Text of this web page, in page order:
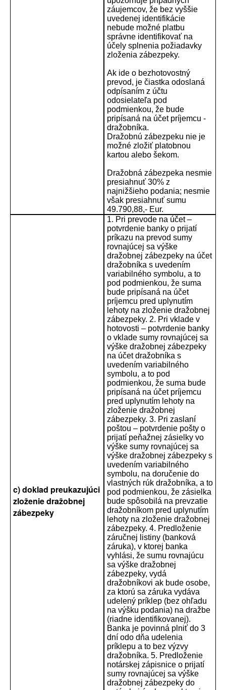
záujemcov, že bez vyššie
uvedenej identifikácie
nebude možné platbu
správne identifikovať na
účely splnenia požiadavky
zloženia zábezpeky.
Ak ide o bezhotovostný
prevod, je čiastka odoslaná
odpísaním z účtu
odosielateľa pod
podmienkou, že bude
pripísaná na účet príjemcu -
dražobníka.
Dražobnú zábezpeku nie je
možné zložiť platobnou
kartou alebo šekom.
Dražobná zábezpeka nesmie
presiahnuť 30% z
najnižšieho podania; nesmie
však presiahnuť sumu
49.790,88,- Eur.
c) doklad preukazujúci
zloženie dražobnej
zábezpeky
1. Pri prevode na účet –
potvrdenie banky o prijatí
príkazu na prevod sumy
rovnajúcej sa výške
dražobnej zábezpeky na účet
dražobníka s uvedením
variabilného symbolu, a to
pod podmienkou, že suma
bude pripísaná na účet
príjemcu pred uplynutím
lehoty na zloženie dražobnej
zábezpeky. 2. Pri vklade v
hotovosti – potvrdenie banky
o vklade sumy rovnajúcej sa
výške dražobnej zábezpeky
na účet dražobníka s
uvedením variabilného
symbolu, a to pod
podmienkou, že suma bude
pripísaná na účet príjemcu
pred uplynutím lehoty na
zloženie dražobnej
zábezpeky. 3. Pri zaslaní
poštou – potvrdenie pošty o
prijatí peňažnej zásielky vo
výške sumy rovnajúcej sa
výške dražobnej zábezpeky s
uvedením variabilného
symbolu, na doručenie do
vlastných rúk dražobníka, a to
pod podmienkou, že zásielka
bude spôsobilá na prevzatie
dražobníkom pred uplynutím
lehoty na zloženie dražobnej
zábezpeky. 4. Predloženie
záručnej listiny (banková
záruka), v ktorej banka
vyhlási, že sumu rovnajúcu
sa výške dražobnej
zábezpeky, vydá
dražobníkovi ak bude osobe,
za ktorú sa záruka vydáva
udelený príklep (bez ohľadu
na výšku podania) na dražbe
(riadne identifikovanej).
Banka je povinná plniť do 3
dní odo dňa udelenia
príklepu a to bez výzvy
dražobníka. 5. Predloženie
notárskej zápisnice o prijatí
sumy rovnajúcej sa výške
dražobnej zábezpeky do